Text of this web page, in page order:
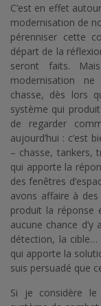
C’est en effet
modernisation de
pérenniser cette
départ de la
seront faits.
modernisation
chasse, dès lors
système qui
de regarder
aujourd’hui : c’est
– chasse, tankers,
qui apporte la
des fenêtres
avons affaire à des
produit la réponse
aucune chance
détection, la
qui apporte la
suis persuadé que
Si je considère